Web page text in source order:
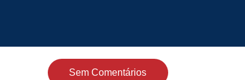
Sem Comentários